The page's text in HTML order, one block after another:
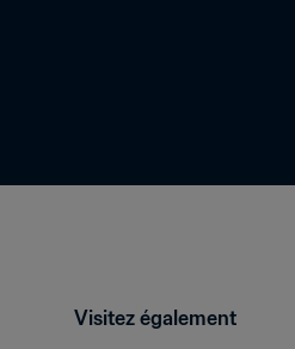
Visitez également